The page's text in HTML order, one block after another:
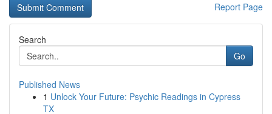
Report Page
Search
Go
Published News
1 Unlock Your Future: Psychic Readings in Cypress
TX